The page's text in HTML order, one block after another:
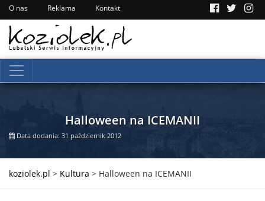
O nas Reklama Kontakt
Halloween na ICEMANII
Data dodania: 31 październik 2012
koziolek.pl > Kultura > Halloween na ICEMANII